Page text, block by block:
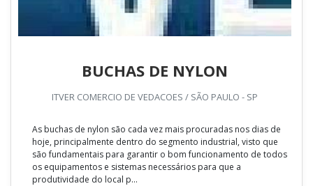
BUCHAS DE NYLON
ITVER COMERCIO DE VEDACOES / SÃO PAULO - SP
As buchas de nylon são cada vez mais procuradas nos dias de
hoje, principalmente dentro do segmento industrial, visto que
são fundamentais para garantir o bom funcionamento de todos
os equipamentos e sistemas necessários para que a
produtividade do local p...